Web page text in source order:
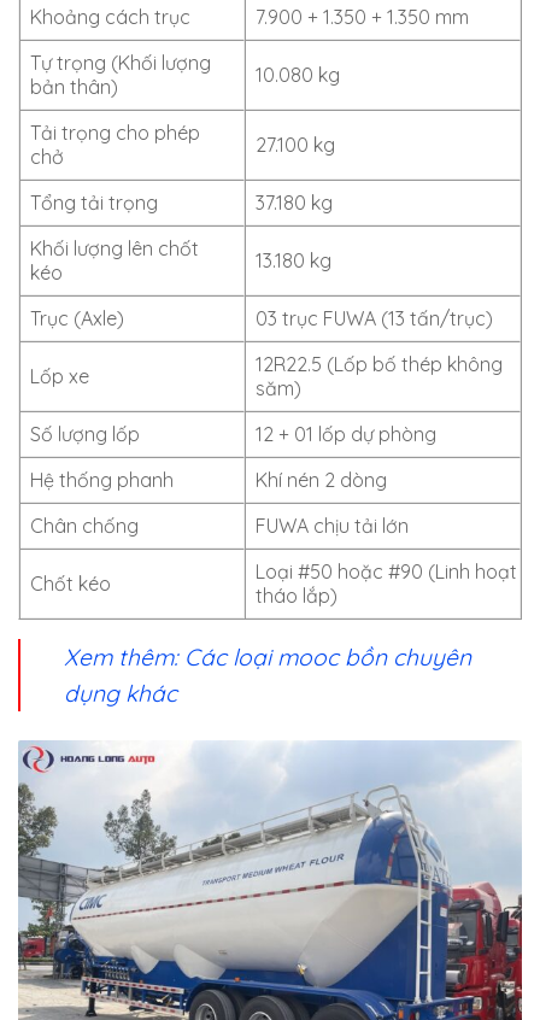
Khoảng cách trục
7.900 + 1.350 + 1.350 mm
Tự trọng (Khối lượng
bản thân)
10.080 kg
Tải trọng cho phép
chở
27.100 kg
Tổng tải trọng
37.180 kg
Khối lượng lên chốt
kéo
13.180 kg
Trục (Axle) 03 trục FUWA (13 tấn/trục)
Lốp xe
12R22.5 (Lốp bố thép không
săm)
Số lượng lốp
12 + 01 lốp dự phòng
Hệ thống phanh
Khí nén 2 dòng
Chân chống
FUWA chịu tải lớn
Chốt kéo
Loại #50 hoặc #90 (Linh hoạt
tháo lắp)
Xem thêm: Các loại mooc bồn chuyên
dụng khác